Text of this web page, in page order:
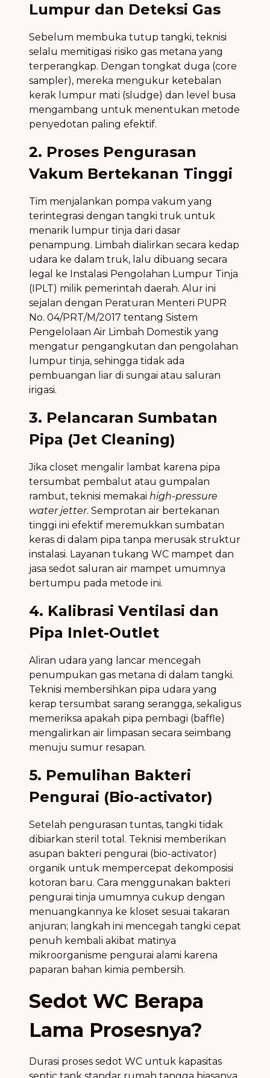
Lumpur dan Deteksi Gas
Sebelum membuka tutup tangki, teknisi
selalu memitigasi risiko gas metana yang
terperangkap. Dengan tongkat duga (core
sampler), mereka mengukur ketebalan
kerak lumpur mati (sludge) dan level busa
mengambang untuk menentukan metode
penyedotan paling efektif.
2. Proses Pengurasan
Vakum Bertekanan Tinggi
Tim menjalankan pompa vakum yang
terintegrasi dengan tangki truk untuk
menarik lumpur tinja dari dasar
penampung. Limbah dialirkan secara kedap
udara ke dalam truk, lalu dibuang secara
legal ke Instalasi Pengolahan Lumpur Tinja
(IPLT) milik pemerintah daerah. Alur ini
sejalan dengan Peraturan Menteri PUPR
No. 04/PRT/M/2017 tentang Sistem
Pengelolaan Air Limbah Domestik yang
mengatur pengangkutan dan pengolahan
lumpur tinja, sehingga tidak ada
pembuangan liar di sungai atau saluran
irigasi.
3. Pelancaran Sumbatan
Pipa (Jet Cleaning)
Jika closet mengalir lambat karena pipa
tersumbat pembalut atau gumpalan
rambut, teknisi memakai high-pressure
water jetter. Semprotan air bertekanan
tinggi ini efektif meremukkan sumbatan
keras di dalam pipa tanpa merusak struktur
instalasi. Layanan tukang WC mampet dan
jasa sedot saluran air mampet umumnya
bertumpu pada metode ini.
4. Kalibrasi Ventilasi dan
Pipa Inlet-Outlet
Aliran udara yang lancar mencegah
penumpukan gas metana di dalam tangki.
Teknisi membersihkan pipa udara yang
kerap tersumbat sarang serangga, sekaligus
memeriksa apakah pipa pembagi (baffle)
mengalirkan air limpasan secara seimbang
menuju sumur resapan.
5. Pemulihan Bakteri
Pengurai (Bio-activator)
Setelah pengurasan tuntas, tangki tidak
dibiarkan steril total. Teknisi memberikan
asupan bakteri pengurai (bio-activator)
organik untuk mempercepat dekomposisi
kotoran baru. Cara menggunakan bakteri
pengurai tinja umumnya cukup dengan
menuangkannya ke kloset sesuai takaran
anjuran; langkah ini mencegah tangki cepat
penuh kembali akibat matinya
mikroorganisme pengurai alami karena
paparan bahan kimia pembersih.
Sedot WC Berapa
Lama Prosesnya?
Durasi proses sedot WC untuk kapasitas